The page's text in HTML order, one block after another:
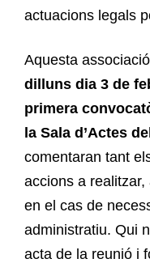
actuacions legals
Aquesta
dilluns dia 3 de
primera
la Sala d’Actes
comentaran tant
accions a
en el cas de
administratiu. Qui
acta de la reunió i